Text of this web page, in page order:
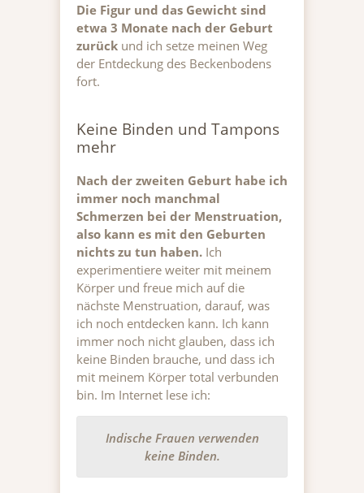
Die Figur und das Gewicht sind
etwa 3 Monate nach der Geburt
zurück und ich setze meinen Weg
der Entdeckung des Beckenbodens
fort.
Keine Binden und Tampons
mehr
Nach der zweiten Geburt habe ich
immer noch manchmal
Schmerzen bei der Menstruation,
also kann es mit den Geburten
nichts zu tun haben. Ich
experimentiere weiter mit meinem
Körper und freue mich auf die
nächste Menstruation, darauf, was
ich noch entdecken kann. Ich kann
immer noch nicht glauben, dass ich
keine Binden brauche, und dass ich
mit meinem Körper total verbunden
bin. Im Internet lese ich:
Indische Frauen verwenden
keine Binden.